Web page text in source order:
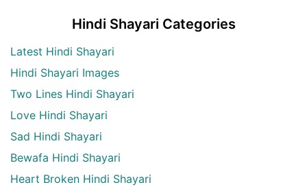
Hindi Shayari Categories
Latest Hindi Shayari
Hindi Shayari Images
Two Lines Hindi Shayari
Love Hindi Shayari
Sad Hindi Shayari
Bewafa Hindi Shayari
Heart Broken Hindi Shayari